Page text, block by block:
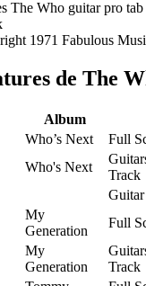
1971 Fabulous
de The
Album
Who’s Next
Full
Who's Next
Track
My
Generation
Full
My
Generation
Track